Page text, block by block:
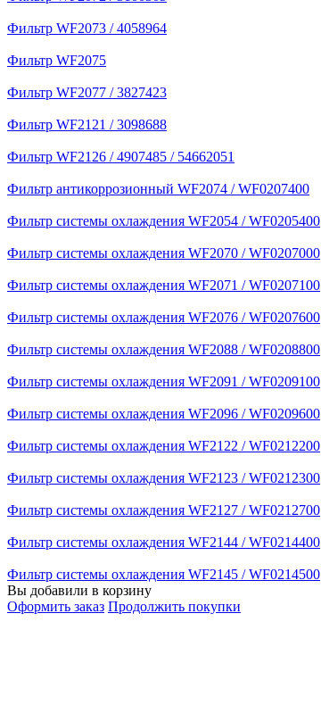
Фильтр WF2073 / 4058964
Фильтр WF2075
Фильтр WF2077 / 3827423
Фильтр WF2121 / 3098688
Фильтр WF2126 / 4907485 / 54662051
Фильтр антикоррозионный WF2074 / WF0207400
Фильтр системы охлаждения WF2054 / WF0205400
Фильтр системы охлаждения WF2070 / WF0207000
Фильтр системы охлаждения WF2071 / WF0207100
Фильтр системы охлаждения WF2076 / WF0207600
Фильтр системы охлаждения WF2088 / WF0208800
Фильтр системы охлаждения WF2091 / WF0209100
Фильтр системы охлаждения WF2096 / WF0209600
Фильтр системы охлаждения WF2122 / WF0212200
Фильтр системы охлаждения WF2123 / WF0212300
Фильтр системы охлаждения WF2127 / WF0212700
Фильтр системы охлаждения WF2144 / WF0214400
Фильтр системы охлаждения WF2145 / WF0214500
Вы добавили в корзину
Оформить заказ Продолжить покупки